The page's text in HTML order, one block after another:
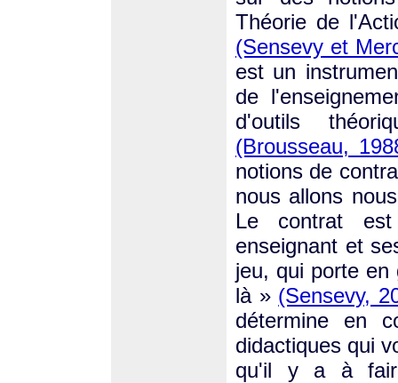
Théorie de
(Sensevy et
est un
de
d'outils
(Brousseau,
notions de
nous allons
Le contrat
enseignant et
jeu, qui porte en
là » (Sensevy,
détermine en
didactiques qui
qu'il y a à